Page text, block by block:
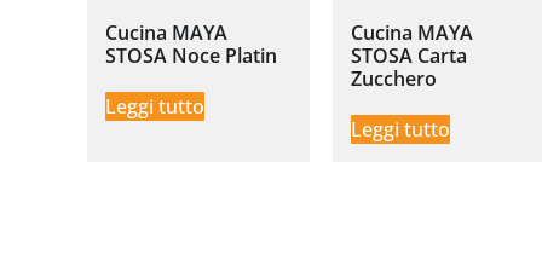
Cucina MAYA
STOSA Noce Platin
Leggi tutto
Cucina MAYA
STOSA Carta
Zucchero
Leggi tutto